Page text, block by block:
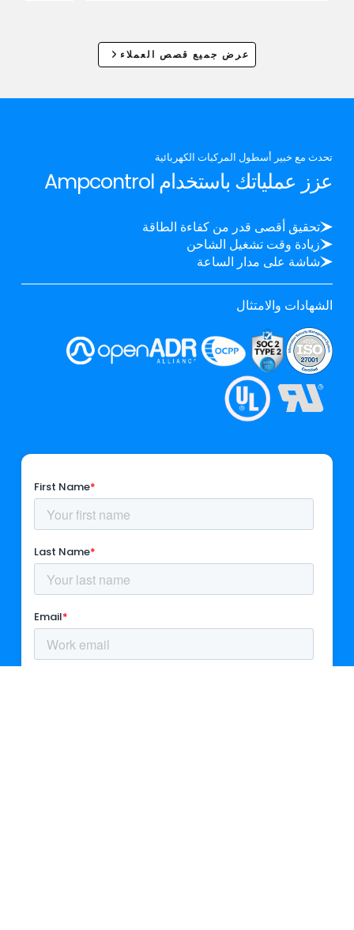
عرض جميع قصص العملاء
تحدث مع خبير أسطول المركبات الكهربائية
عزز عملياتك باستخدام Ampcontrol
تحقيق أقصى قدر من كفاءة الطاقة
زيادة وقت تشغيل الشاحن
شاشة على مدار الساعة
الشهادات والامتثال